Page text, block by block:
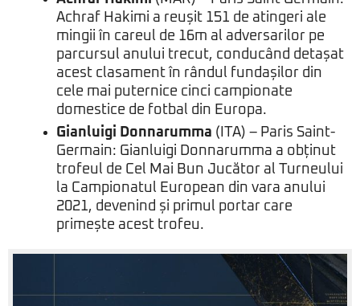
Achraf Hakimi a reușit 151 de atingeri ale
mingii în careul de 16m al adversarilor pe
parcursul anului trecut, conducând detașat
acest clasament în rândul fundașilor din
cele mai puternice cinci campionate
domestice de fotbal din Europa.
Gianluigi Donnarumma (ITA) – Paris Saint-
Germain: Gianluigi Donnarumma a obținut
trofeul de Cel Mai Bun Jucător al Turneului
la Campionatul European din vara anului
2021, devenind și primul portar care
primește acest trofeu.